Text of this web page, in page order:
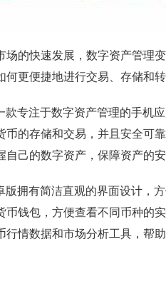
场的快速发展，数字资产管理
何更便捷地进行交易、存储和
款专注于数字资产管理的手机
币的存储和交易，并且安全可
自己的数字资产，保障资产的安
版拥有简洁直观的界面设计，
币钱包，方便查看不同币种的
行情数据和市场分析工具，帮